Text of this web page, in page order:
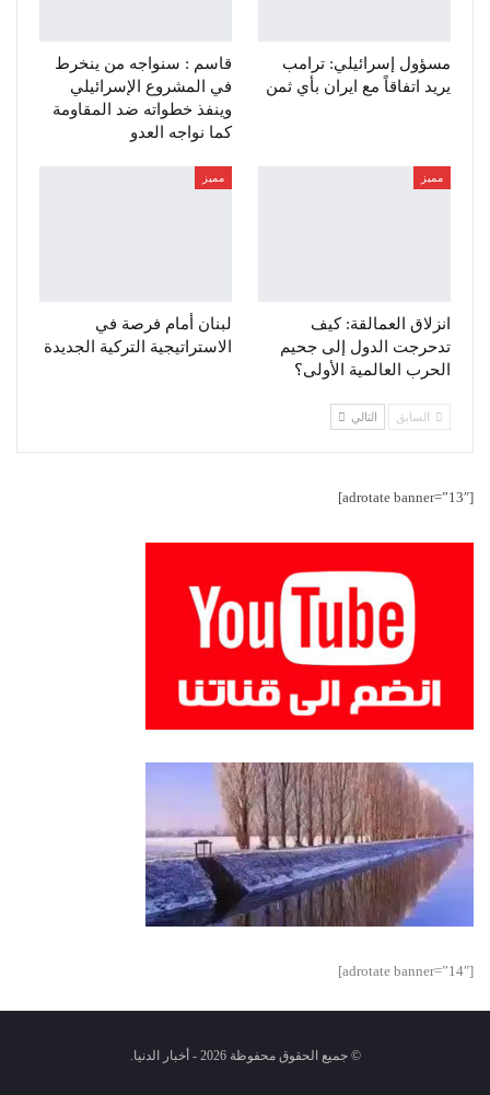
مسؤول إسرائيلي: ترامب
يريد اتفاقاً مع ايران بأي ثمن
قاسم : سنواجه من ينخرط
في المشروع الإسرائيلي
وينفذ خطواته ضد المقاومة
كما نواجه العدو
مميز
انزلاق العمالقة: كيف
تدحرجت الدول إلى جحيم
الحرب العالمية الأولى؟
مميز
لبنان أمام فرصة في
الاستراتيجية التركية الجديدة
السابق التالي
[adrotate banner=”13″]
[adrotate banner=”14″]
© جميع الحقوق محفوظة 2026 - أخبار الدنيا.